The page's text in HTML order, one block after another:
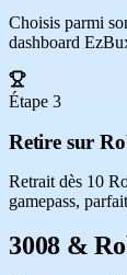
Choisis parmi
dashboard
Étape 3
Retire sur
Retrait dès 10
gamepass,
3008 &